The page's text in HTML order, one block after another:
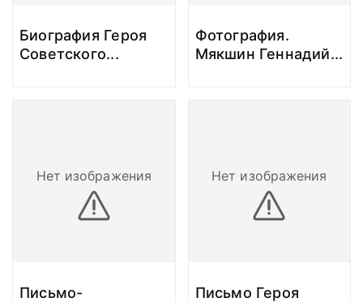
Биография Героя
Советского...
Фотография.
Мякшин Геннадий...
Нет изображения
Письмо-
Нет изображения
Письмо Героя